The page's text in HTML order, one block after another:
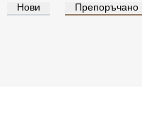
Нови Препоръчано